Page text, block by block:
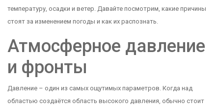
температуру, осадки и ветер. Давайте посмотрим, какие причины
стоят за изменением погоды и как их распознать.
Атмосферное давление
и фронты
Давление – один из самых ощутимых параметров. Когда над
областью создаётся область высокого давления, обычно стоит